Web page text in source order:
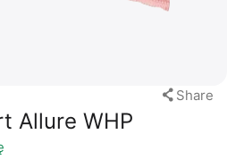
Share
Allure WHP